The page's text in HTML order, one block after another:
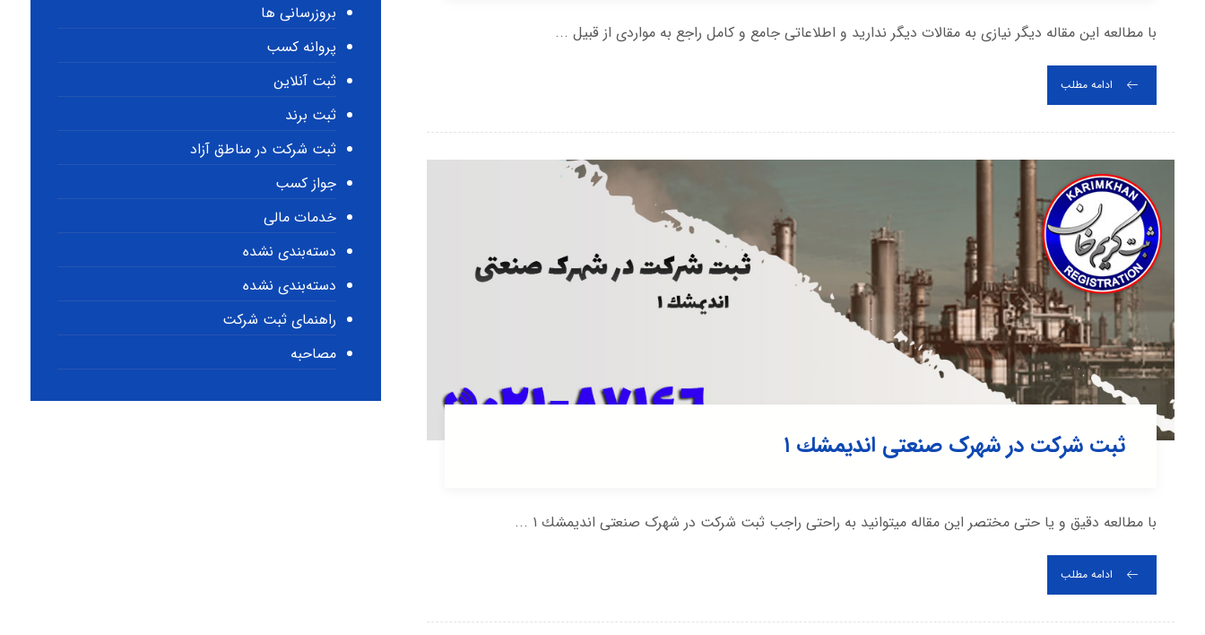
با مطالعه این مقاله دیگر نیازی به مقالات دیگر ندارید و اطلاعاتی جامع و کامل راجع به مواردی از قبیل ...
ادامه مطلب
ثبت شرکت در شهرک صنعتی انديمشك ۱
با مطالعه دقیق و یا حتی مختصر این مقاله میتوانید به راحتی راجب ثبت شرکت در شهرک صنعتی انديمشك ۱ ...
ادامه مطلب
بروزرسانی ها
پروانه کسب
ثبت آنلاین
ثبت برند
ثبت شرکت در مناطق آزاد
جواز کسب
خدمات مالی
دسته‌بندی نشده
دسته‌بندی نشده
راهنمای ثبت شرکت
مصاحبه